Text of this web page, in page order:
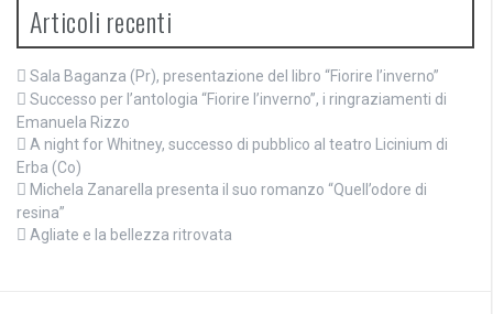
Articoli recenti
Sala Baganza (Pr), presentazione del libro “Fiorire l’inverno”
Successo per l’antologia “Fiorire l’inverno”, i ringraziamenti di
Emanuela Rizzo
A night for Whitney, successo di pubblico al teatro Licinium di
Erba (Co)
Michela Zanarella presenta il suo romanzo “Quell’odore di
resina”
Agliate e la bellezza ritrovata